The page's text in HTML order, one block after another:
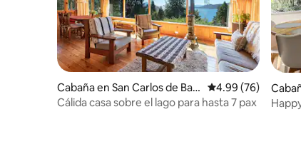
Cabaña en San Carlos de Baril
oche
Calificación
4.99 (76)
Cálida casa sobre el lago para hasta 7 pax